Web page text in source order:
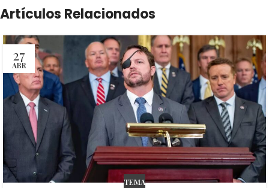
Artículos Relacionados
27
ABR
TEMA